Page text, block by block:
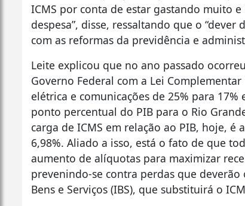
ICMS por conta de estar gastando muito
despesa”, disse, ressaltando que o
com as reformas da previdência e
Leite explicou que no ano passado
Governo Federal com a Lei
elétrica e comunicações de 25% para
ponto percentual do PIB para o Rio
carga de ICMS em relação ao PIB, hoje, é
6,98%. Aliado a isso, está o fato de que
aumento de alíquotas para maximizar
prevenindo-se contra perdas que
Bens e Serviços (IBS), que substituirá o